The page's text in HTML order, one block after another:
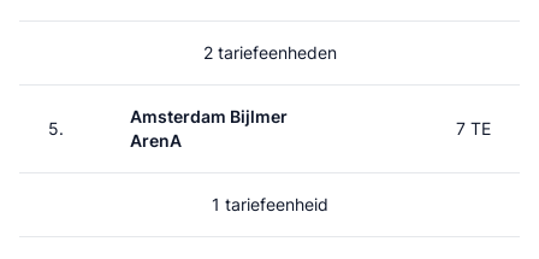
2 tariefeenheden
5.
Amsterdam Bijlmer
ArenA
7 TE
1 tariefeenheid